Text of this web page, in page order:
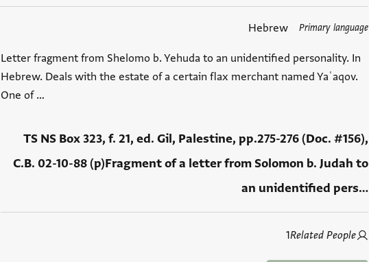
Primary language
Hebrew
Letter fragment from Shelomo b. Yehuda to an unidentified personality. In
Hebrew. Deals with the estate of a certain flax merchant named Yaʿaqov.
One of …
TS NS Box 323, f. 21, ed. Gil, Palestine, pp.275-276 (Doc. #156),
C.B. 02-10-88 (p)Fragment of a letter from Solomon b. Judah to
an unidentified pers…
Related People
1
العلامات